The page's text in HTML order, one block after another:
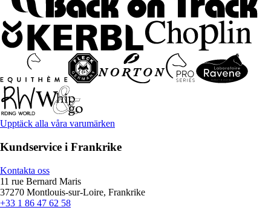
Upptäck alla våra varumärken
Kundservice i Frankrike
Kontakta oss
11 rue Bernard Maris
37270 Montlouis-sur-Loire, Frankrike
+33 1 86 47 62 58